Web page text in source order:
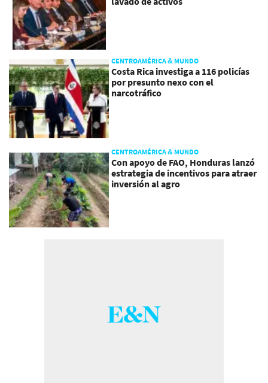
CENTROAMÉRICA & MUNDO
Costa Rica investiga a 116 policías
por presunto nexo con el
narcotráfico
CENTROAMÉRICA & MUNDO
Con apoyo de FAO, Honduras lanzó
estrategia de incentivos para atraer
inversión al agro